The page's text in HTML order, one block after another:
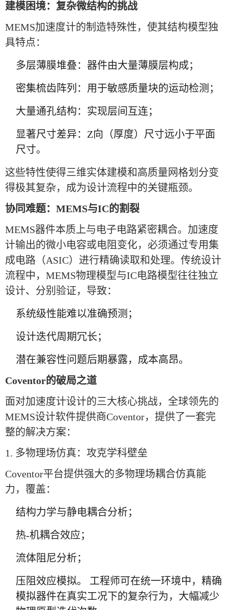
建模困境：复杂微结构的挑战
MEMS加速度计的制造特殊性，使其结构模型独
具特点：
多层薄膜堆叠：器件由大量薄膜层构成；
密集梳齿阵列：用于敏感质量块的运动检测；
大量通孔结构：实现层间互连；
显著尺寸差异：Z向（厚度）尺寸远小于平面
尺寸。
这些特性使得三维实体建模和高质量网格划分变
得极其复杂，成为设计流程中的关键瓶颈。
协同难题：MEMS与IC的割裂
MEMS器件本质上与电子电路紧密耦合。加速度
计输出的微小电容或电阻变化，必须通过专用集
成电路（ASIC）进行精确读取和处理。传统设计
流程中，MEMS物理模型与IC电路模型往往独立
设计、分别验证，导致：
系统级性能难以准确预测；
设计迭代周期冗长；
潜在兼容性问题后期暴露，成本高昂。
Coventor的破局之道
面对加速度计设计的三大核心挑战，全球领先的
MEMS设计软件提供商Coventor，提供了一套完
整的解决方案：
1. 多物理场仿真：攻克学科壁垒
Coventor平台提供强大的多物理场耦合仿真能
力，覆盖：
结构力学与静电耦合分析；
热-机耦合效应；
流体阻尼分析；
压阻效应模拟。 工程师可在统一环境中，精确
模拟器件在真实工况下的复杂行为，大幅减少